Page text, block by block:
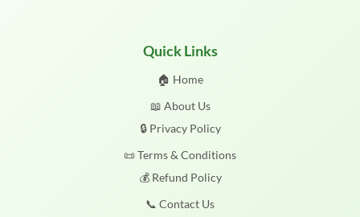
Quick Links
🏠 Home
📖 About Us
🔒 Privacy Policy
📜 Terms & Conditions
💰 Refund Policy
📞 Contact Us